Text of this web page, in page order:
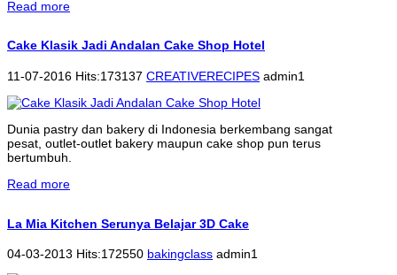
Read more
Cake Klasik Jadi Andalan Cake Shop Hotel
11-07-2016 Hits:173137 CREATIVERECIPES admin1
Dunia pastry dan bakery di Indonesia berkembang sangat
pesat, outlet-outlet bakery maupun cake shop pun terus
bertumbuh.
Read more
La Mia Kitchen Serunya Belajar 3D Cake
04-03-2013 Hits:172550 bakingclass admin1